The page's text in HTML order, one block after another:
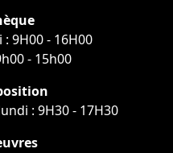
9H00 - 16H00
- 15h00
: 9H30 - 17H30